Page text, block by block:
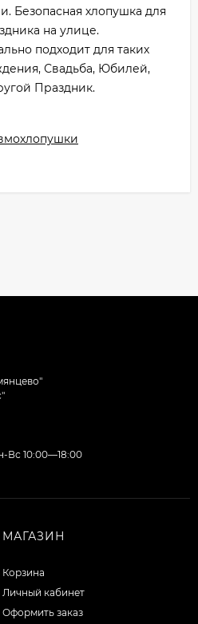
Безопасная хлопушка для
на улице.
подходит для таких
Свадьба, Юбилей,
Праздник.
Вс 10:00—18:00
МАГАЗИН
Корзина
Личный кабинет
Оформить заказ